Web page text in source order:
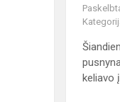
keliavo